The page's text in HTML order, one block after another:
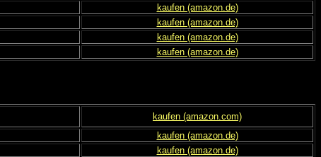
kaufen (amazon.de)
kaufen (amazon.de)
kaufen (amazon.de)
kaufen (amazon.de)
kaufen (amazon.com)
kaufen (amazon.de)
kaufen (amazon.de)